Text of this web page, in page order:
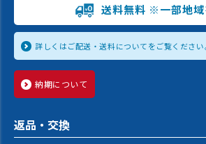
送料無料 ※一部地域
詳しくはご配送・送料についてをご覧ください
納期について
返品・交換